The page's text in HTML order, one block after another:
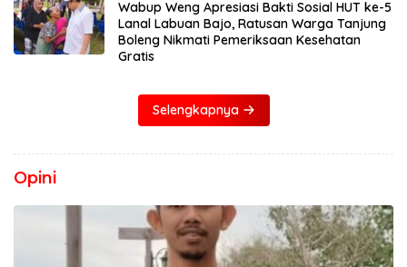
Wabup Weng Apresiasi Bakti Sosial HUT ke-5
Lanal Labuan Bajo, Ratusan Warga Tanjung
Boleng Nikmati Pemeriksaan Kesehatan
Gratis
Selengkapnya
Opini